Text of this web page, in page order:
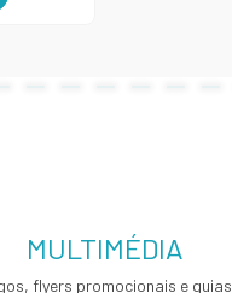
MULTIMÉDIA
flyers promocionais e